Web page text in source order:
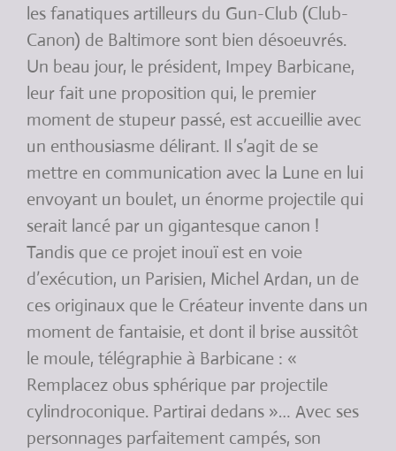
les fanatiques artilleurs du Gun-Club (Club-
Canon) de Baltimore sont bien désoeuvrés.
Un beau jour, le président, Impey Barbicane,
leur fait une proposition qui, le premier
moment de stupeur passé, est accueillie avec
un enthousiasme délirant. Il s’agit de se
mettre en communication avec la Lune en lui
envoyant un boulet, un énorme projectile qui
serait lancé par un gigantesque canon !
Tandis que ce projet inouï est en voie
d’exécution, un Parisien, Michel Ardan, un de
ces originaux que le Créateur invente dans un
moment de fantaisie, et dont il brise aussitôt
le moule, télégraphie à Barbicane : «
Remplacez obus sphérique par projectile
cylindroconique. Partirai dedans »… Avec ses
personnages parfaitement campés, son